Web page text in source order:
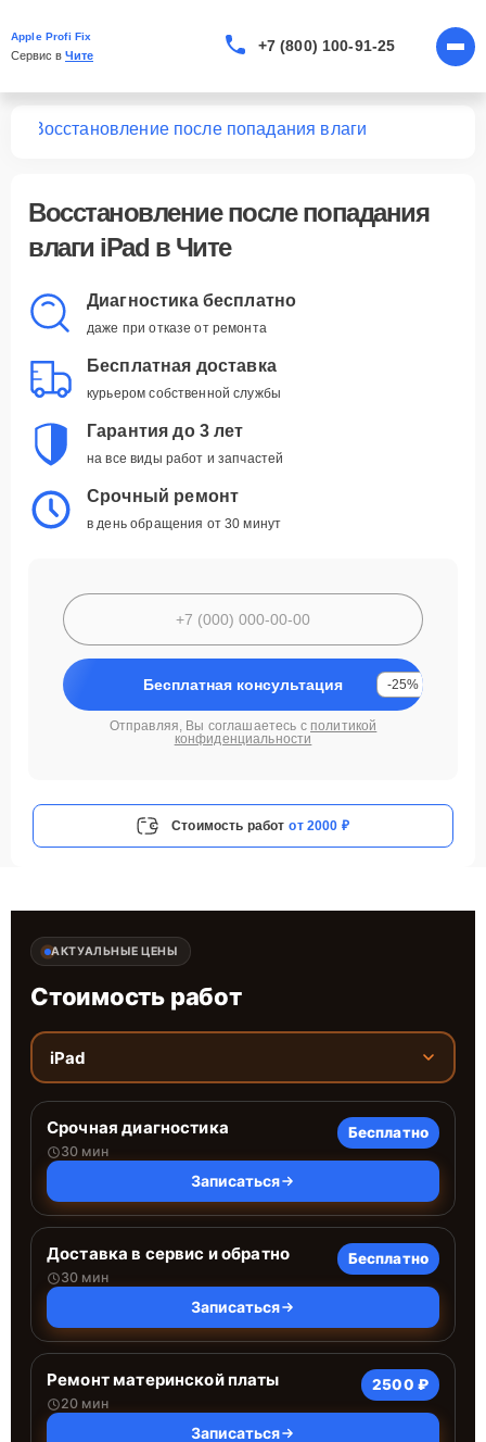
Apple Profi Fix
Сервис в Чите
+7 (800) 100-91-25
Восстановление после попадания влаги
Восстановление после попадания
влаги iPad в Чите
Диагностика бесплатно
даже при отказе от ремонта
Бесплатная доставка
курьером собственной службы
Гарантия до 3 лет
на все виды работ и запчастей
Срочный ремонт
в день обращения от 30 минут
Бесплатная консультация -25%
Отправляя, Вы соглашаетесь с политикой
конфиденциальности
Стоимость работ от 2000 ₽
АКТУАЛЬНЫЕ ЦЕНЫ
Стоимость работ
iPad
Срочная диагностика
30 мин
Бесплатно
Записаться
Доставка в сервис и обратно
30 мин
Бесплатно
Записаться
Ремонт материнской платы
20 мин
2500 ₽
Записаться